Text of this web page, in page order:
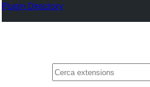
Plugin Directory
Cerca